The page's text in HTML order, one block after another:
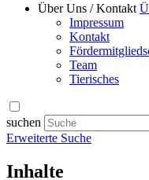
Über Uns / Kontakt
Impressum
Kontakt
Team
Tierisches
suchen
Erweiterte Suche
Inhalte